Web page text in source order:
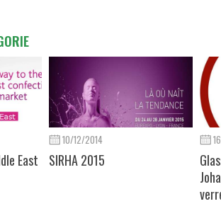
East
10/12/2014
SIRHA 2015